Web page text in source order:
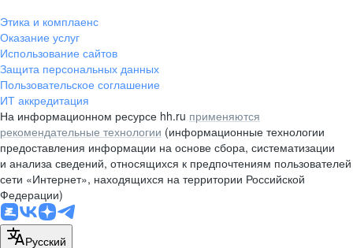
Этика и комплаенс
Оказание услуг
Использование сайтов
Защита персональных данных
Пользовательское соглашение
ИТ аккредитация
На информационном ресурсе hh.ru применяются
рекомендательные технологии (информационные технологии
предоставления информации на основе сбора, систематизации
и анализа сведений, относящихся к предпочтениям пользователей
сети «Интернет», находящихся на территории Российской
Федерации)
Русский